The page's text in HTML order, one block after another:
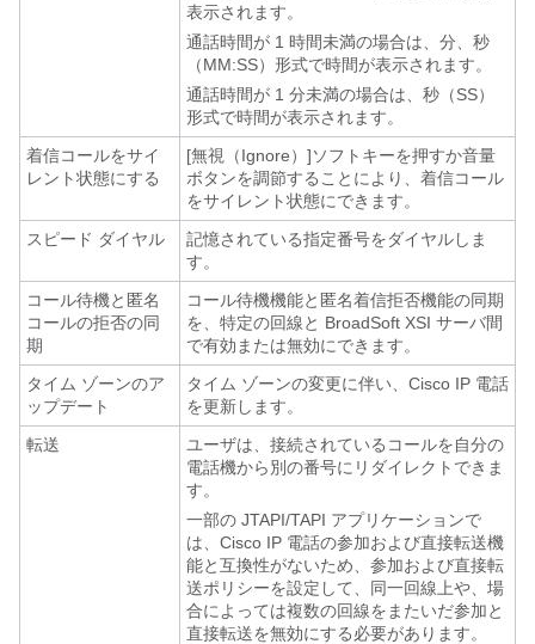
表示されます。
通話時間が 1 時間未満の場合は、分、秒
（MM:SS）形式で時間が表示されます。
通話時間が 1 分未満の場合は、秒（SS）
形式で時間が表示されます。
着信コールをサイ
レント状態にする
[無視（Ignore）]ソフトキーを押すか音量
ボタンを調節することにより、着信コール
をサイレント状態にできます。
スピード ダイヤル
記憶されている指定番号をダイヤルしま
す。
コール待機と匿名
コールの拒否の同
期
コール待機機能と匿名着信拒否機能の同期
を、特定の回線と BroadSoft XSI サーバ間
で有効または無効にできます。
タイム ゾーンのア
ップデート
タイム ゾーンの変更に伴い、Cisco IP 電話
を更新します。
転送
ユーザは、接続されているコールを自分の
電話機から別の番号にリダイレクトできま
す。
一部の JTAPI/TAPI アプリケーションで
は、Cisco IP 電話の参加および直接転送機
能と互換性がないため、参加および直接転
送ポリシーを設定して、同一回線上や、場
合によっては複数の回線をまたいだ参加と
直接転送を無効にする必要があります。